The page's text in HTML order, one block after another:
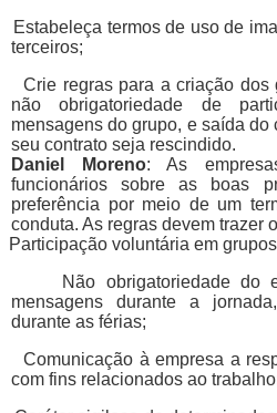
Estabeleça termos de uso de
terceiros;
Crie regras para a criação dos
não obrigatoriedade de
mensagens do grupo, e saída
seu contrato seja rescindido.
Daniel Moreno: As
funcionários sobre as boas
preferência por meio de um
conduta. As regras devem trazer
Participação voluntária em
Não obrigatoriedade do
mensagens durante a
durante as férias;
Comunicação à empresa a
com fins relacionados ao